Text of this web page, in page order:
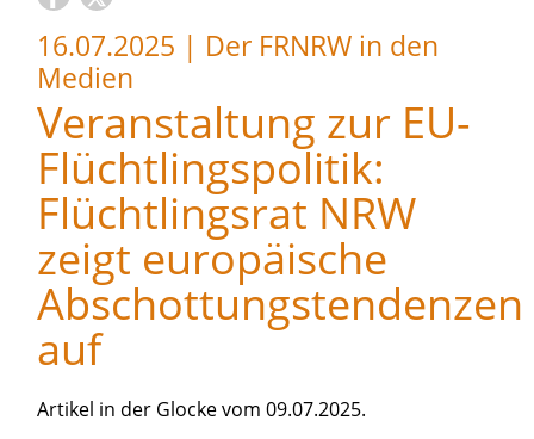
16.07.2025 | Der FRNRW in den
Medien
Veranstaltung zur EU-
Flüchtlingspolitik:
Flüchtlingsrat NRW
zeigt europäische
Abschottungstendenzen
auf
Artikel in der Glocke vom 09.07.2025.